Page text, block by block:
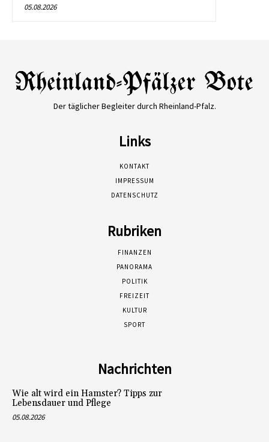
05.08.2026
Der täglicher Begleiter durch Rheinland-Pfalz.
Links
KONTAKT
IMPRESSUM
DATENSCHUTZ
Rubriken
FINANZEN
PANORAMA
POLITIK
FREIZEIT
KULTUR
SPORT
Nachrichten
Wie alt wird ein Hamster? Tipps zur
Lebensdauer und Pflege
05.08.2026